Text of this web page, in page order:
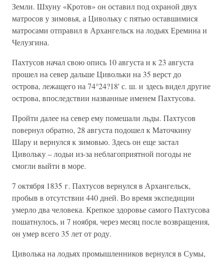
Земли. Шхуну «Кротов» он оставил под охраной двух
матросов у зимовья, а Цивольку с пятью оставшимися
матросами отправил в Архангельск на лодьях Еремина и
Челузгина.
Пахтусов начал свою опись 10 августа и к 23 августа
прошел на север дальше Цивольки на 35 верст до
острова, лежащего на 74°24?18' с. ш. и здесь видел другие
острова, впоследствии названные именем Пахтусова.
Пройти далее на север ему помешали льды. Пахтусов
повернул обратно, 28 августа подошел к Маточкину
Шару и вернулся к зимовью. Здесь он еще застал
Цивольку – лодьи из-за неблагоприятной погоды не
смогли выйти в море.
7 октября 1835 г. Пахтусов вернулся в Архангельск,
пробыв в отсутствии 440 дней. Во время экспедиции
умерло два человека. Крепкое здоровье самого Пахтусова
пошатнулось, и 7 ноября, через месяц после возвращения,
он умер всего 35 лет от роду.
Циволька на лодьях промышленников вернулся в Сумы,